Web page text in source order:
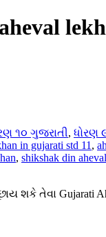
૧૦ ગુજરાતી, ધોરણ
in gujarati std 11 ,
, shikshak din
પૂછાય શકે તેવા